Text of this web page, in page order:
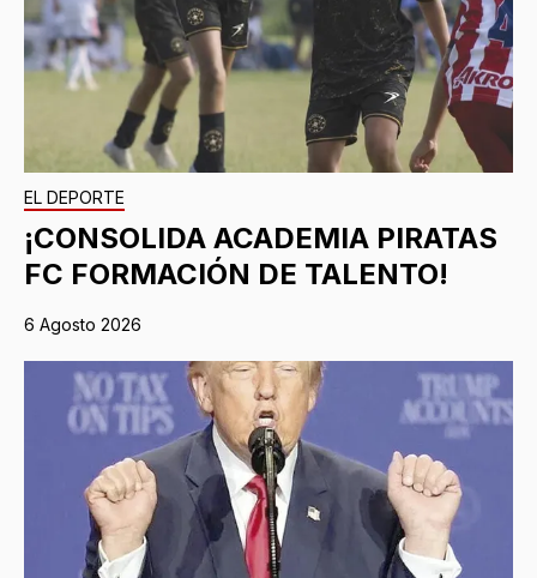
EL DEPORTE
¡CONSOLIDA ACADEMIA PIRATAS
FC FORMACIÓN DE TALENTO!
6 Agosto 2026